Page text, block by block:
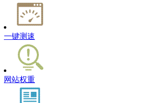
一键测速
网站权重